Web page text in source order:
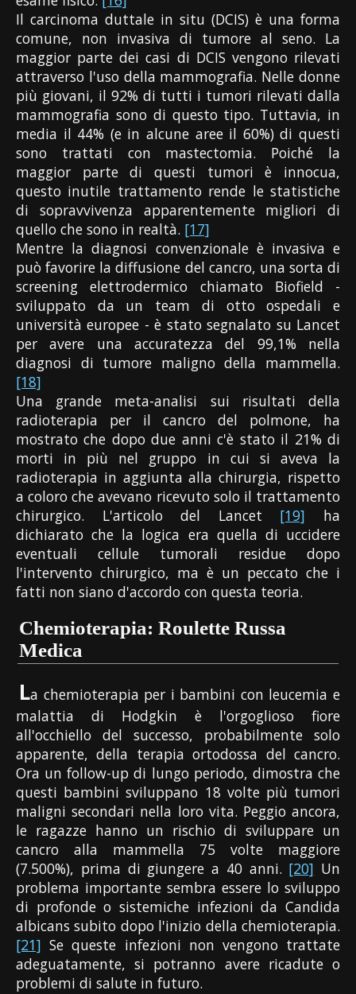
Il carcinoma duttale in situ (DCIS) è una forma
comune, non invasiva di tumore al seno. La
maggior parte dei casi di DCIS vengono rilevati
attraverso l'uso della mammografia. Nelle donne
più giovani, il 92% di tutti i tumori rilevati dalla
mammografia sono di questo tipo. Tuttavia, in
media il 44% (e in alcune aree il 60%) di questi
sono trattati con mastectomia. Poiché la
maggior parte di questi tumori è innocua,
questo inutile trattamento rende le statistiche
di sopravvivenza apparentemente migliori di
quello che sono in realtà. [17]
Mentre la diagnosi convenzionale è invasiva e
può favorire la diffusione del cancro, una sorta di
screening elettrodermico chiamato Biofield -
sviluppato da un team di otto ospedali e
università europee - è stato segnalato su Lancet
per avere una accuratezza del 99,1% nella
diagnosi di tumore maligno della mammella.
[18]
Una grande meta-analisi sui risultati della
radioterapia per il cancro del polmone, ha
mostrato che dopo due anni c'è stato il 21% di
morti in più nel gruppo in cui si aveva la
radioterapia in aggiunta alla chirurgia, rispetto
a coloro che avevano ricevuto solo il trattamento
chirurgico. L'articolo del Lancet [19] ha
dichiarato che la logica era quella di uccidere
eventuali cellule tumorali residue dopo
l'intervento chirurgico, ma è un peccato che i
fatti non siano d'accordo con questa teoria.
Chemioterapia: Roulette Russa
Medica
La chemioterapia per i bambini con leucemia e
malattia di Hodgkin è l'orgoglioso fiore
all'occhiello del successo, probabilmente solo
apparente, della terapia ortodossa del cancro.
Ora un follow-up di lungo periodo, dimostra che
questi bambini sviluppano 18 volte più tumori
maligni secondari nella loro vita. Peggio ancora,
le ragazze hanno un rischio di sviluppare un
cancro alla mammella 75 volte maggiore
(7.500%), prima di giungere a 40 anni. [20] Un
problema importante sembra essere lo sviluppo
di profonde o sistemiche infezioni da Candida
albicans subito dopo l'inizio della chemioterapia.
[21] Se queste infezioni non vengono trattate
adeguatamente, si potranno avere ricadute o
problemi di salute in futuro.